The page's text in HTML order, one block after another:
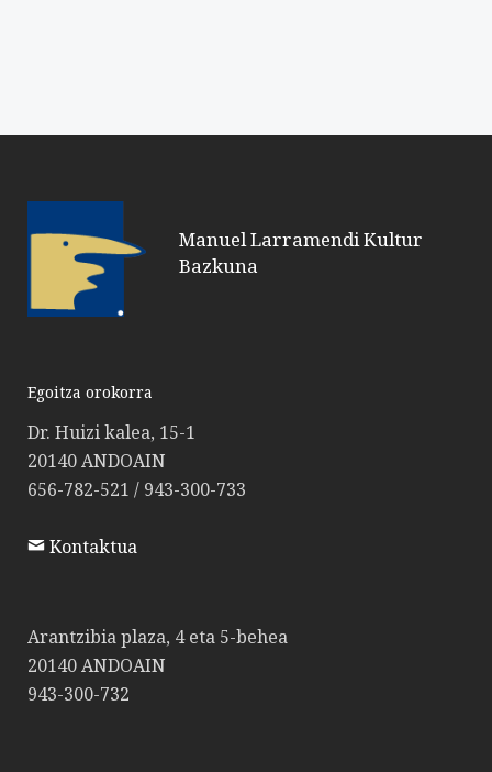
Manuel Larramendi Kultur
Bazkuna
Egoitza orokorra
Dr. Huizi kalea, 15-1
20140 ANDOAIN
656-782-521 / 943-300-733
Kontaktua
Arantzibia plaza, 4 eta 5-behea
20140 ANDOAIN
943-300-732